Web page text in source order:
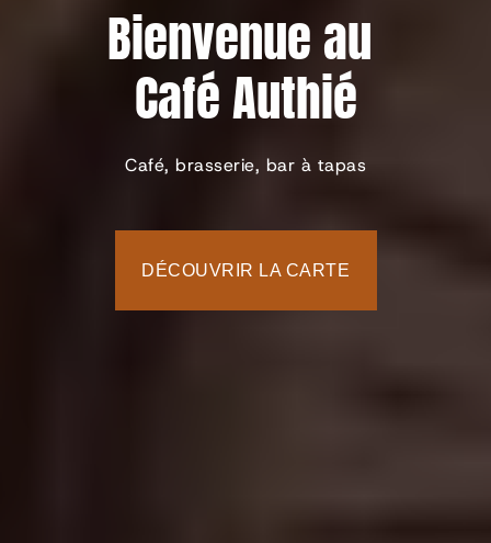
Bienvenue au
Café Authié
Café, brasserie, bar à tapas
DÉCOUVRIR LA CARTE